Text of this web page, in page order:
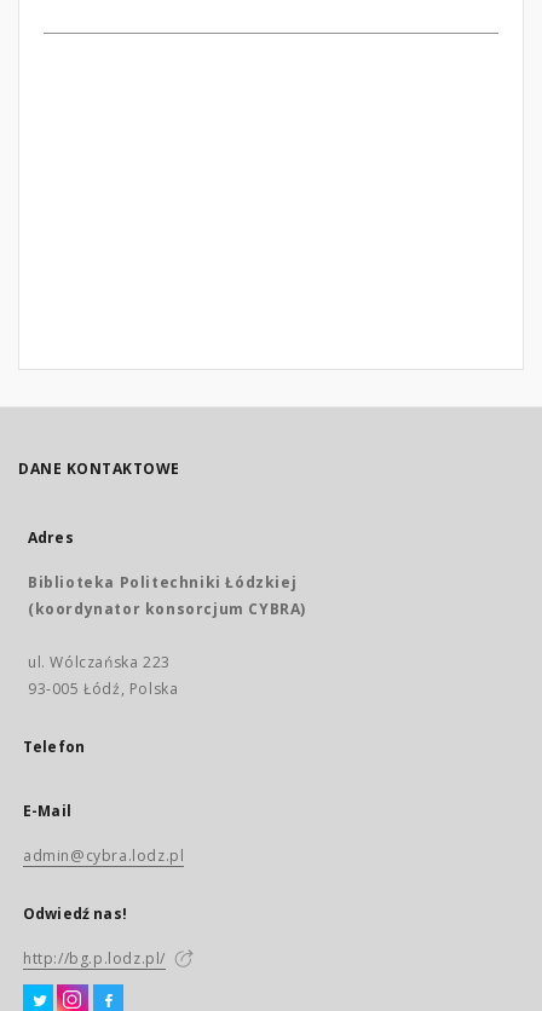
DANE KONTAKTOWE
Adres
Biblioteka Politechniki Łódzkiej
(koordynator konsorcjum CYBRA)
ul. Wólczańska 223
93-005 Łódź, Polska
Telefon
E-Mail
admin@cybra.lodz.pl
Odwiedź nas!
http://bg.p.lodz.pl/